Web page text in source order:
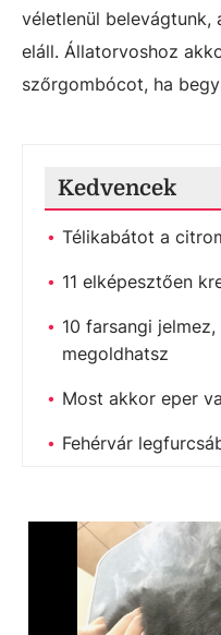
véletlenül
eláll. Állatorvoshoz
szőrgombócot, ha
Kedvencek
Télikabátot a
11 elképesztően
10 farsangi
megoldhatsz
Most akkor eper
Fehérvár